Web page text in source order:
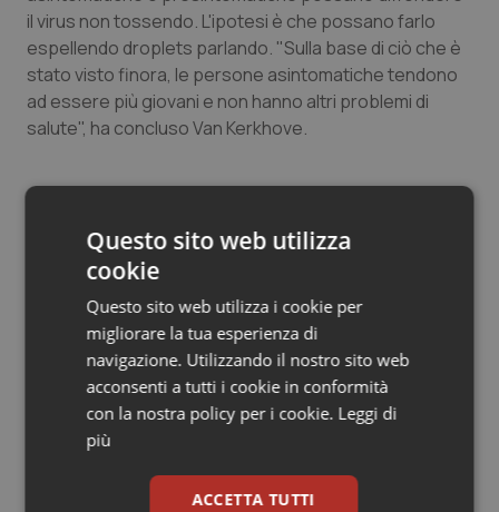
Salute orale & impianti
Sangue & coagulazione
Tiroide
Tumore ovarico
Tumori del Polmone & Testa Collo
Tumori gastrointestinali
Ulcera & Reflusso
il virus non tossendo. L'ipotesi è che possano farlo
espellendo droplets parlando. "Sulla base di ciò che è
stato visto finora, le persone asintomatiche tendono
ad essere più giovani e non hanno altri problemi di
salute", ha concluso Van Kerkhove.
09 Giugno 2020
© Riproduzione riservata
Questo sito web utilizza
cookie
Questo sito web utilizza i cookie per
migliorare la tua esperienza di
navigazione. Utilizzando il nostro sito web
acconsenti a tutti i cookie in conformità
con la nostra policy per i cookie. Leggi di
più
ACCETTA TUTTI